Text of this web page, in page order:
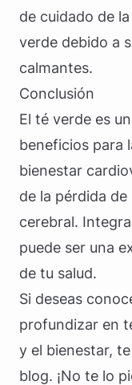
de cuidado de
verde debido a
calmantes.
Conclusión
El té verde es
beneficios para
bienestar
de la pérdida
cerebral.
puede ser una
de tu salud.
Si deseas
profundizar en
y el bienestar,
blog. ¡No te lo